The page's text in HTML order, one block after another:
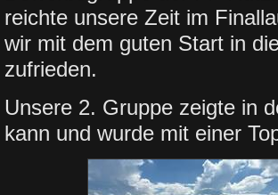
reichte unsere Zeit im
wir mit dem guten Start in
zufrieden.
Unsere 2. Gruppe zeigte in
kann und wurde mit einer